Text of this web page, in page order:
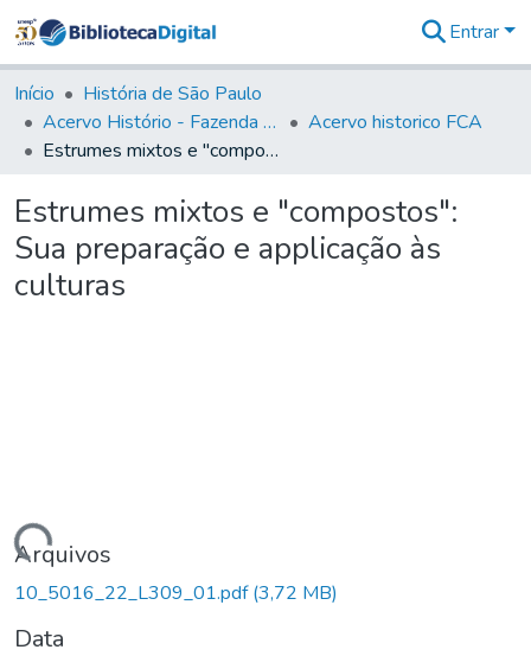
&
Coleções
Tudo na
Biblioteca
Estatísticas
Entrar
Início
História de São Paulo
Acervo Histório - Fazenda Lageado
Acervo historico FCA
Estrumes mixtos e "compostos": Sua preparação e applicação às culturas
Estrumes mixtos e "compostos":
Sua preparação e applicação às
culturas
Arquivos
10_5016_22_L309_01.pdf(3,72 MB)
Data